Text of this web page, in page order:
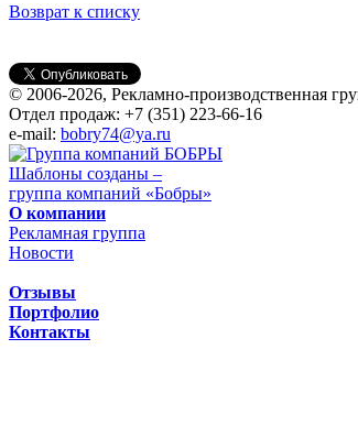
Возврат к списку
© 2006-2026, Рекламно-производственная
Отдел продаж: +7 (351) 223-66-16
e-mail: bobry74@ya.ru
Шаблоны созданы –
группа компаний «Бобры»
О компании
Рекламная группа
Новости
Отзывы
Портфолио
Контакты